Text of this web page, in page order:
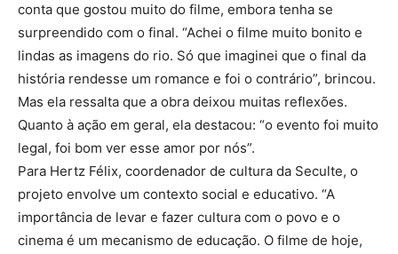
conta que gostou muito do filme, embora tenha se
surpreendido com o final. “Achei o filme muito bonito e
lindas as imagens do rio. Só que imaginei que o final da
história rendesse um romance e foi o contrário”, brincou.
Mas ela ressalta que a obra deixou muitas reflexões.
Quanto à ação em geral, ela destacou: “o evento foi muito
legal, foi bom ver esse amor por nós”.
Para Hertz Félix, coordenador de cultura da Seculte, o
projeto envolve um contexto social e educativo. “A
importância de levar e fazer cultura com o povo e o
cinema é um mecanismo de educação. O filme de hoje,